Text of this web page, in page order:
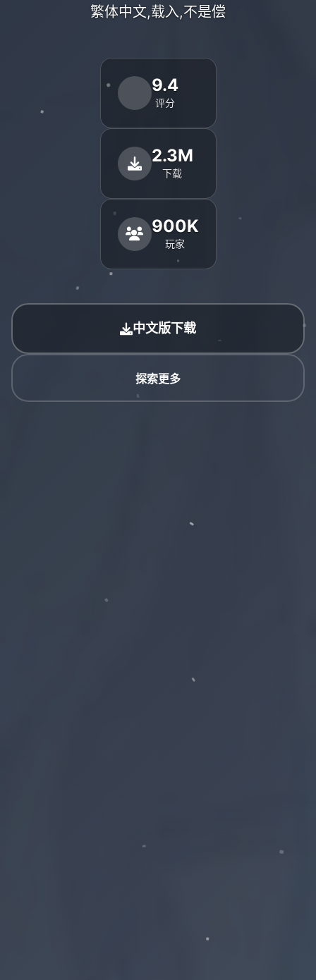
繁体中文,载入,不是偿
9.4
评分
2.3M
下载
900K
玩家
中文版下载
探索更多